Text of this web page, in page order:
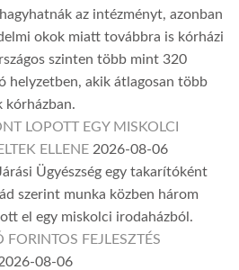
az intézményt, azonban
okok miatt továbbra is kórházi
szinten több mint 320
helyzetben, akik átlagosan több
LOPOTT EGY MISKOLCI
ELLENE 2026-08-06
Ügyészség egy takarítóként
szerint munka közben három
el egy miskolci irodaházból.
FEJLESZTÉS
08-06